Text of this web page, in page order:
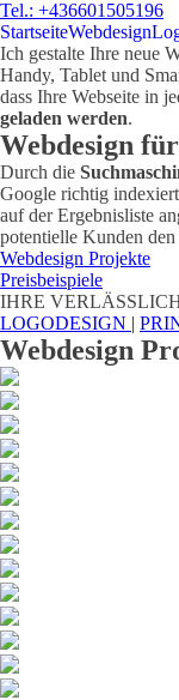
Tel.: +436601505196
StartseiteWebdesign
Ich gestalte Ihre neue
Handy, Tablet und
dass Ihre Webseite in
geladen werden.
Webdesign
Durch die
Google richtig
auf der Ergebnisliste
potentielle Kunden
Webdesign Projekte
Preisbeispiele
IHRE
LOGODESIGN |
Webdesign